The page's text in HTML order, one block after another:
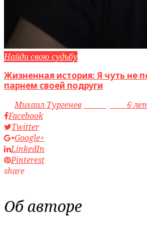
Найди свою судьбу
Жизненная история: Я чуть не
парнем своей подруги
byМихаил Тургенев
6
Facebook
Twitter
Google+
LinkedIn
Pinterest
share
Об авторе